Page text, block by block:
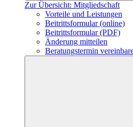
Zur Übersicht: Mitgliedschaft
Vorteile und Leistungen
Beitrittsformular (online)
Beitrittsformular (PDF)
Änderung mitteilen
Beratungstermin